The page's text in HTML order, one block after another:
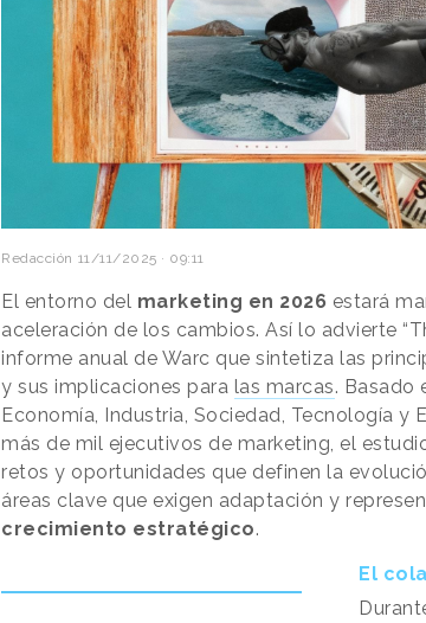
Redacción 11/11/2025 · 09:11
El entorno del marketing en 2026 estará
aceleración de los cambios. Así lo advierte
informe anual de Warc que sintetiza las
y sus implicaciones para las marcas. Basado
Economía, Industria, Sociedad, Tecnología y
más de mil ejecutivos de marketing, el
retos y oportunidades que definen la
áreas clave que exigen adaptación y
crecimiento estratégico.
El